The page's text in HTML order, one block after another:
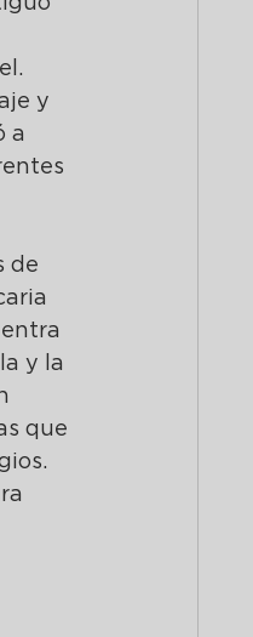
y
a
de
y la
que